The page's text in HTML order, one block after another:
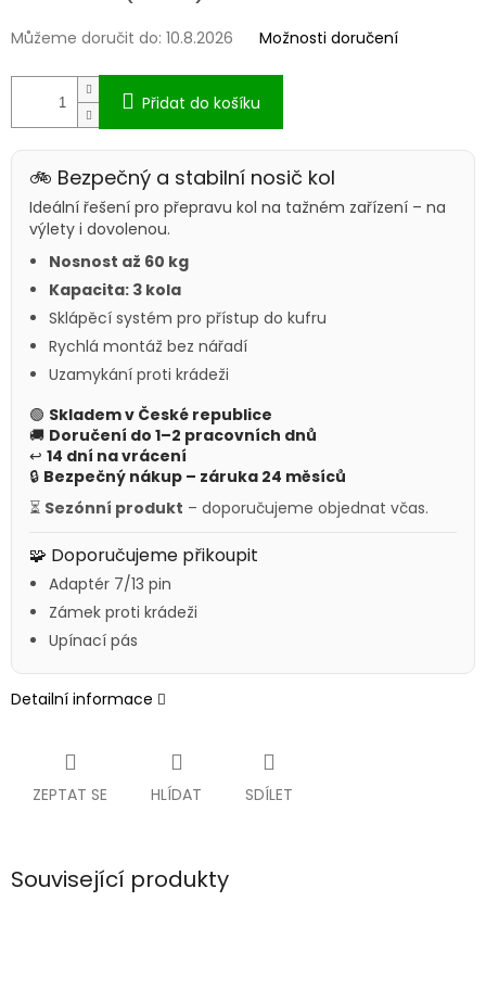
Můžeme doručit do: 10.8.2026 Možnosti doručení
Přidat do košíku
🚲 Bezpečný a stabilní nosič kol
Ideální řešení pro přepravu kol na tažném zařízení – na
výlety i dovolenou.
Nosnost až 60 kg
Kapacita: 3 kola
Sklápěcí systém pro přístup do kufru
Rychlá montáž bez nářadí
Uzamykání proti krádeži
🟢 Skladem v České republice
🚚 Doručení do 1–2 pracovních dnů
↩ 14 dní na vrácení
🔒 Bezpečný nákup – záruka 24 měsíců
⏳ Sezónní produkt – doporučujeme objednat včas.
🧩 Doporučujeme přikoupit
Adaptér 7/13 pin
Zámek proti krádeži
Upínací pás
Detailní informace
ZEPTAT SE HLÍDAT SDÍLET
Související produkty